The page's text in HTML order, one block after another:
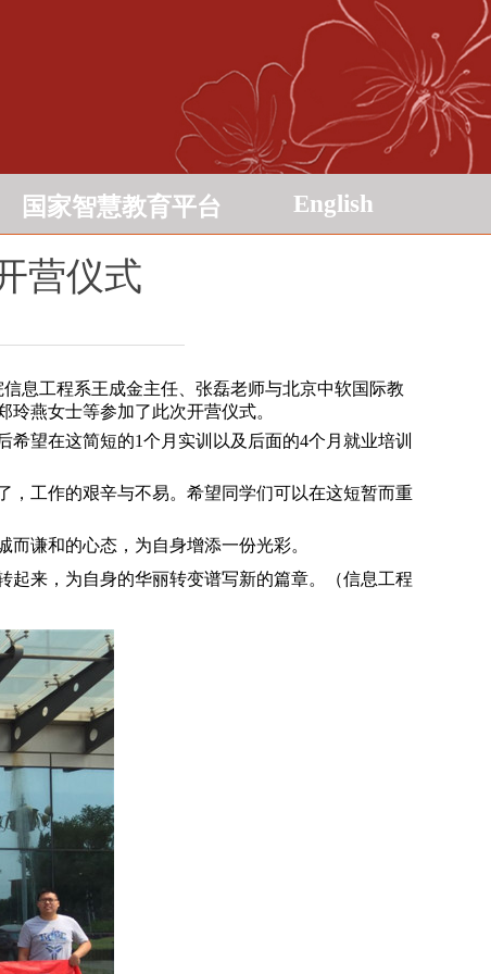
国家智慧教育平台 English
营仪式
息工程系王成金主任、张磊老师与北京中软国际教
燕女士等参加了此次开营仪式。
望在这简短的1个月实训以及后面的4个月就业培训
工作的艰辛与不易。希望同学们可以在这短暂而重
谦和的心态，为自身增添一份光彩。
来，为自身的华丽转变谱写新的篇章。（信息工程